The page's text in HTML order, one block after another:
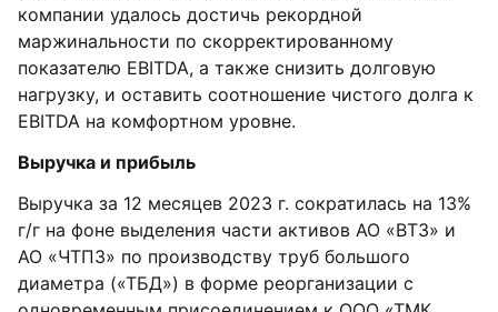
компании удалось достичь рекордной
маржинальности по скорректированному
показателю EBITDA, а также снизить долговую
нагрузку, и оставить соотношение чистого долга к
EBITDA на комфортном уровне.
Выручка и прибыль
Выручка за 12 месяцев 2023 г. сократилась на 13%
г/г на фоне выделения части активов АО «ВТЗ» и
АО «ЧТПЗ» по производству труб большого
диаметра («ТБД») в форме реорганизации с